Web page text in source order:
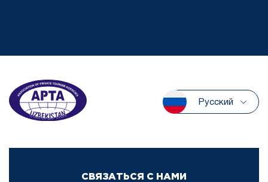
Русский
СВЯЗАТЬСЯ С НАМИ